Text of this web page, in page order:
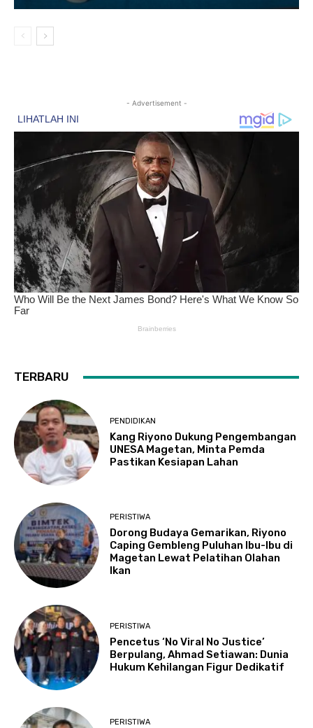
- Advertisement -
TERBARU
PENDIDIKAN
Kang Riyono Dukung Pengembangan
UNESA Magetan, Minta Pemda
Pastikan Kesiapan Lahan
PERISTIWA
Dorong Budaya Gemarikan, Riyono
Caping Gembleng Puluhan Ibu-Ibu di
Magetan Lewat Pelatihan Olahan
Ikan
PERISTIWA
Pencetus ‘No Viral No Justice’
Berpulang, Ahmad Setiawan: Dunia
Hukum Kehilangan Figur Dedikatif
PERISTIWA